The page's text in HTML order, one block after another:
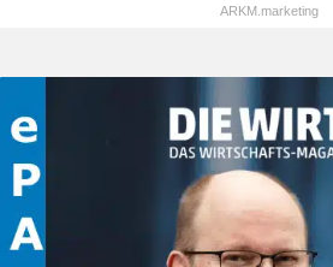
ARKM.marketing